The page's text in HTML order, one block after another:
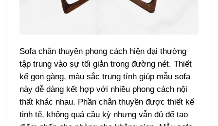
Sofa chân thuyền phong cách hiện đại thường
tập trung vào sự tối giản trong đường nét. Thiết
kế gọn gàng, màu sắc trung tính giúp mẫu sofa
này dễ dàng kết hợp với nhiều phong cách nội
thất khác nhau. Phần chân thuyền được thiết kế
tinh tế, không quá cầu kỳ nhưng vẫn đủ để tạo